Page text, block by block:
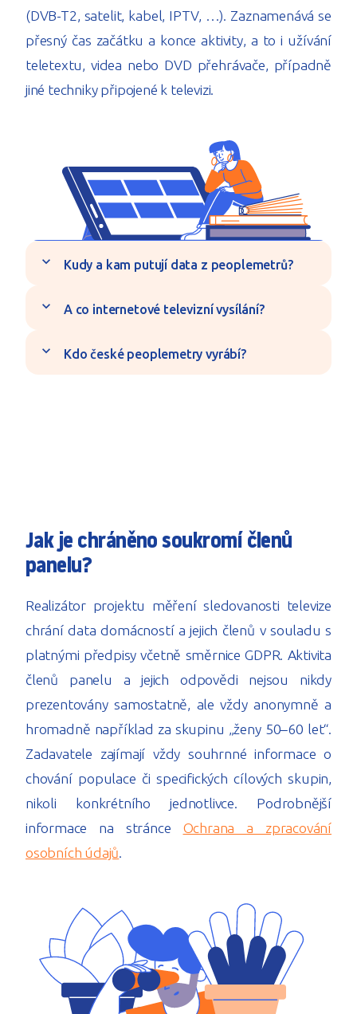
(DVB-T2, satelit, kabel, IPTV, …). Zaznamenává se
přesný čas začátku a konce aktivity, a to i užívání
teletextu, videa nebo DVD přehrávače, případně
jiné techniky připojené k televizi.
expand_more Kudy a kam putují data z peoplemetrů?
expand_more A co internetové televizní vysílání?
expand_more Kdo české peoplemetry vyrábí?
Jak je chráněno soukromí členů
panelu?
Realizátor projektu měření sledovanosti televize
chrání data domácností a jejich členů v souladu s
platnými předpisy včetně směrnice GDPR. Aktivita
členů panelu a jejich odpovědi nejsou nikdy
prezentovány samostatně, ale vždy anonymně a
hromadně například za skupinu „ženy 50–60 let“.
Zadavatele zajímají vždy souhrnné informace o
chování populace či specifických cílových skupin,
nikoli konkrétního jednotlivce. Podrobnější
informace na stránce Ochrana a zpracování
osobních údajů.